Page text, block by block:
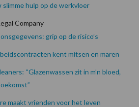
hulp op de werkvloer
Company
grip op de risico’s
kent mitsen en maren
“Glazenwassen zit in m’n bloed,
maakt vrienden voor het leven